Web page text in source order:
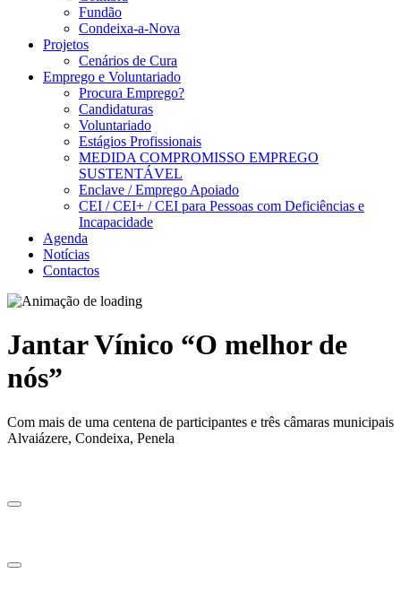
Fundão
Condeixa-a-Nova
Projetos
Cenários de Cura
Emprego e Voluntariado
Procura Emprego?
Candidaturas
Voluntariado
Estágios Profissionais
MEDIDA COMPROMISSO EMPREGO
SUSTENTÁVEL
Enclave / Emprego Apoiado
CEI / CEI+ / CEI para Pessoas com Deficiências e
Incapacidade
Agenda
Notícias
Contactos
Jantar Vínico “O melhor de
nós”
Com mais de uma centena de participantes e três câmaras municipais
Alvaiázere, Condeixa, Penela